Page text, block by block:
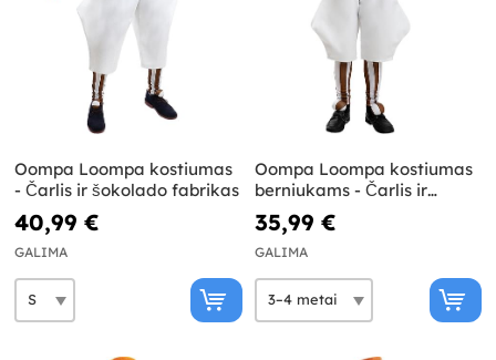
Oompa Loompa kostiumas
- Čarlis ir šokolado fabrikas
40,99 €
GALIMA
Oompa Loompa kostiumas
berniukams - Čarlis ir
šokolado fabrikas
35,99 €
GALIMA